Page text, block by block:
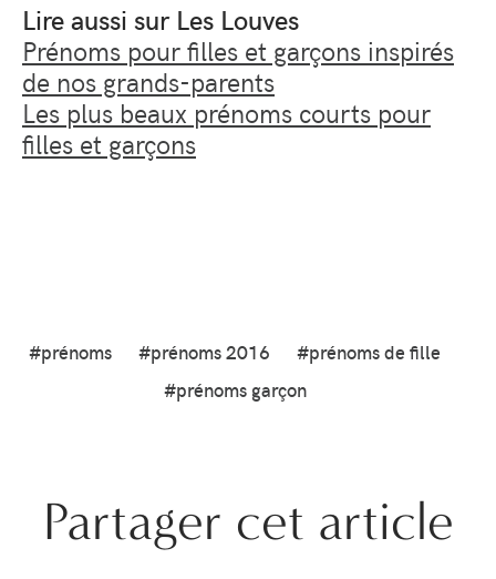
Lire aussi sur Les Louves
Prénoms pour filles et garçons inspirés
de nos grands-parents
Les plus beaux prénoms courts pour
filles et garçons
#prénoms #prénoms 2016
#prénoms de fille
#prénoms garçon
Partager cet article